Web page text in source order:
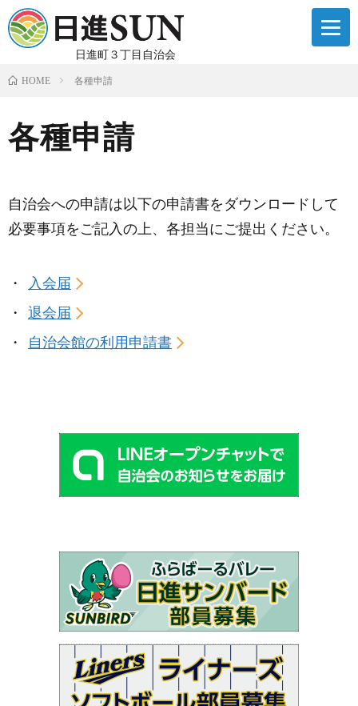
日進町３丁目自治会
HOME 各種申請
各種申請
自治会への申請は以下の申請書をダウンロードして
必要事項をご記入の上、各担当にご提出ください。
入会届
退会届
自治会館の利用申請書